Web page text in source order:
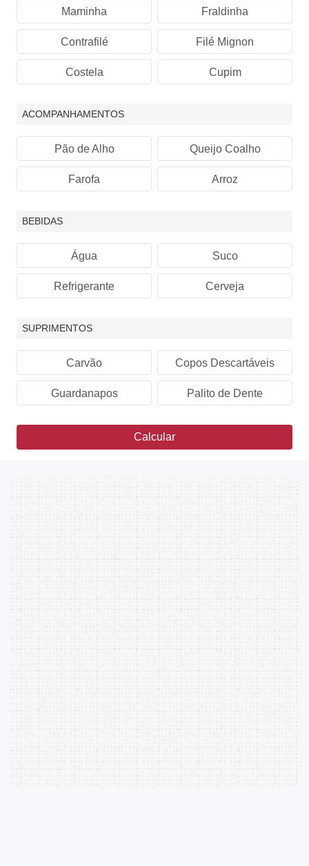
Maminha Fraldinha
Contrafilé Filé Mignon
Costela Cupim
ACOMPANHAMENTOS
Pão de Alho Queijo Coalho
Farofa Arroz
BEBIDAS
Água Suco
Refrigerante Cerveja
SUPRIMENTOS
Carvão Copos Descartáveis
Guardanapos Palito de Dente
Calcular